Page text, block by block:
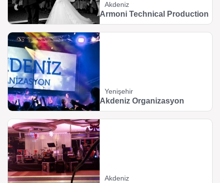
Akdeniz
Armoni Technical Production
Yenişehir
Akdeniz Organizasyon
Akdeniz